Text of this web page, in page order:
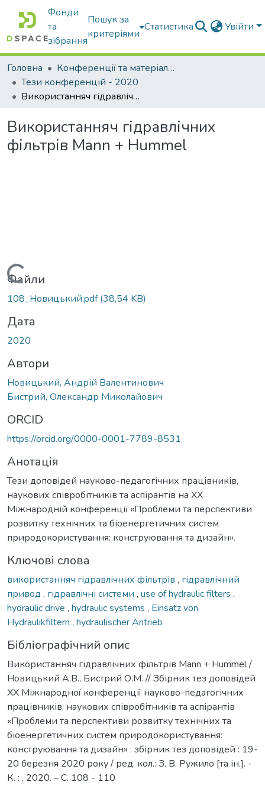
Фонди
та
зібрання
Пошук за
критеріями
Статистика Увійти
Головна
Конференції та матеріали конференцій
Тези конференцій - 2020
Використанняч гідравлічних фільтрів Mann + Hummel
Використанняч гідравлічних
фільтрів Mann + Hummel
Вантажиться...
Файли
108_Новицький.pdf(38,54 KB)
Дата
2020
Автори
Новицький, Андрій Валентинович
Бистрий, Олександр Миколайович
ORCID
https://orcid.org/0000-0001-7789-8531
Анотація
Тези доповідей науково-педагогічних працівників,
наукових співробітників та аспірантів на XX
Міжнародній конференції «Проблеми та перспективи
розвитку технічних та біоенергетичних систем
природокористування: конструювання та дизайн».
Ключові слова
використанняч гідравлічних фільтрів , гідравлічний
привод , гідравлічні системи , use of hydraulic filters ,
hydraulic drive , hydraulic systems , Einsatz von
Hydraulikfiltern , hydraulischer Antrieb
Бібліографічний опис
Використанняч гідравлічних фільтрів Mann + Hummel /
Новицький А.В., Бистрий О.М. // Збірник тез доповідей
ХX Міжнародної конференції науково-педагогічних
працівників, наукових співробітників та аспірантів
«Проблеми та перспективи розвитку технічних та
біоенергетичних систем природокористування:
конструювання та дизайн» : збірник тез доповідей : 19-
20 березня 2020 року / ред. кол.: З. В. Ружило [та ін.]. -
К. : , 2020. – С. 108 - 110